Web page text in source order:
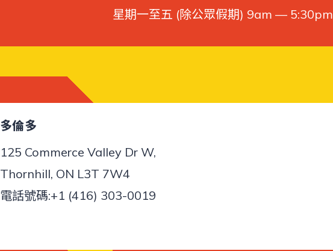
星期一至五 (除公眾假期)​ 9am — 5:30pm
多倫多
125 Commerce Valley Dr W,
Thornhill, ON L3T 7W4
電話號碼:+1 (416) 303-0019